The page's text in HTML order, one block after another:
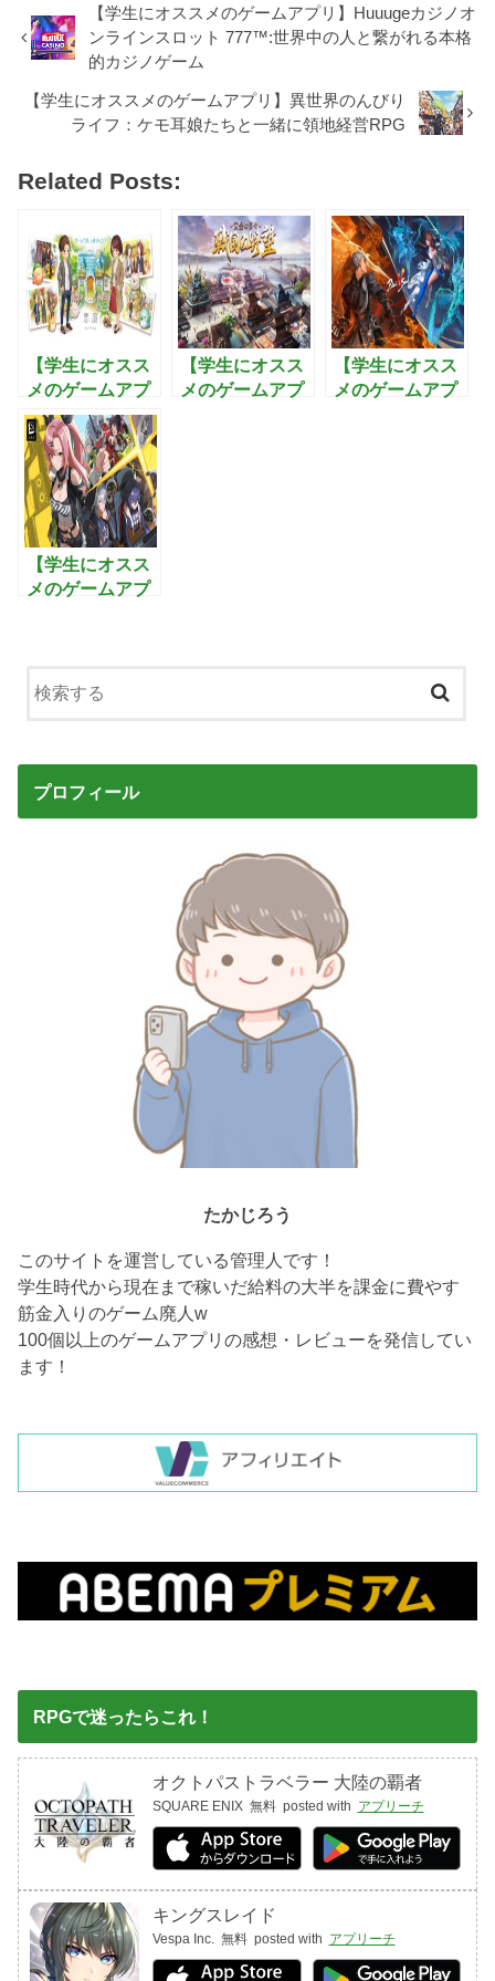
【学生にオススメのゲームアプリ】Huuugeカジノオ
ンラインスロット 777™:世界中の人と繋がれる本格
的カジノゲーム
【学生にオススメのゲームアプリ】異世界のんびり
ライフ：ケモ耳娘たちと一緒に領地経営RPG
Related Posts:
【学生にオスス
メのゲームアプ
リ】恋庭：ゲー
ムをしながら恋
活できるマッチ
ングアプリ！
【学生にオスス
メのゲームアプ
【学生にオスス
メのゲームアプ
【学生にオスス
メのゲームアプ
ウを蹴散らす最
プロフィール
たかじろう
このサイトを運営している管理人です！
学生時代から現在まで稼いだ給料の大半を課金に費やす
筋金入りのゲーム廃人w
100個以上のゲームアプリの感想・レビューを発信してい
ます！
RPGで迷ったらこれ！
オクトパストラベラー 大陸の覇者
SQUARE ENIX 無料 posted with アプリーチ
キングスレイド
Vespa Inc. 無料 posted with アプリーチ